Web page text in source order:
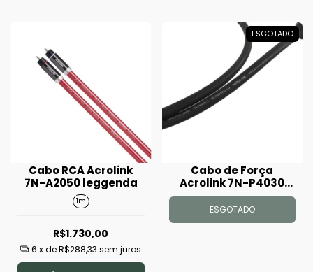
Cabo RCA Acrolink
7N-A2050 leggenda
1m
R$1.730,00
6 x deR$288,33 sem juros
ESGOTADO
Cabo de Força
Acrolink 7N-P4030
Metro Linear
ESGOTADO